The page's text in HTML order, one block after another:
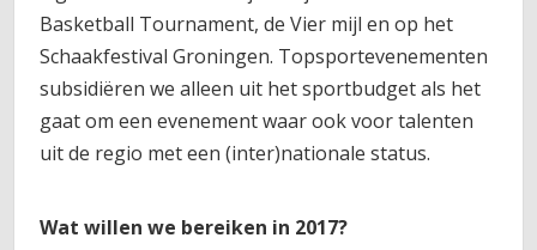
Basketball Tournament, de Vier mijl en op het
Schaakfestival Groningen. Topsportevenementen
subsidiëren we alleen uit het sportbudget als het
gaat om een evenement waar ook voor talenten
uit de regio met een (inter)nationale status.
Wat willen we bereiken in 2017?